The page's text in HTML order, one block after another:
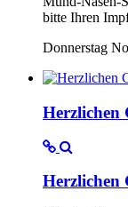
bitte Ihren
Donnerstag
Herzlichen
Herzlichen